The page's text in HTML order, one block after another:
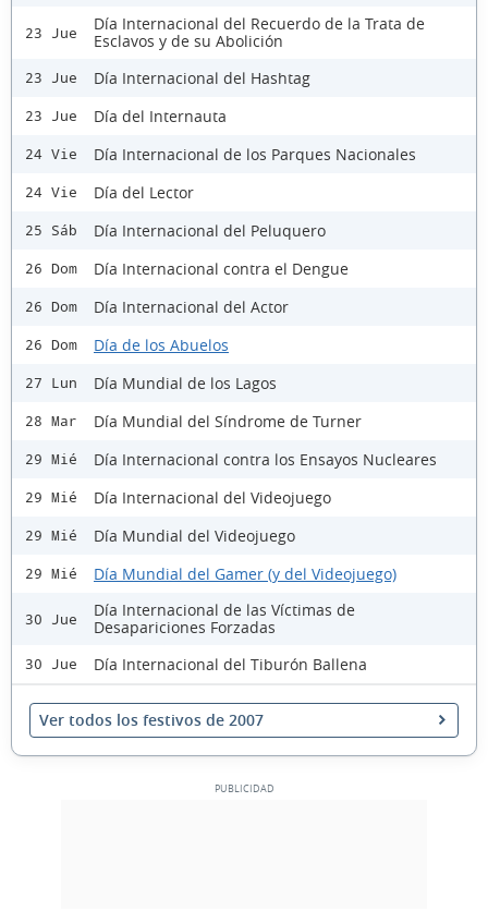
23 Jue
Día Internacional del Recuerdo de la Trata de
Esclavos y de su Abolición
23 Jue Día Internacional del Hashtag
23 Jue Día del Internauta
24 Vie Día Internacional de los Parques Nacionales
24 Vie Día del Lector
25 Sáb Día Internacional del Peluquero
26 Dom Día Internacional contra el Dengue
26 Dom Día Internacional del Actor
26 Dom Día de los Abuelos
27 Lun Día Mundial de los Lagos
28 Mar Día Mundial del Síndrome de Turner
29 Mié Día Internacional contra los Ensayos Nucleares
29 Mié Día Internacional del Videojuego
29 Mié Día Mundial del Videojuego
29 Mié Día Mundial del Gamer (y del Videojuego)
30 Jue
Día Internacional de las Víctimas de
Desapariciones Forzadas
30 Jue Día Internacional del Tiburón Ballena
Ver todos los festivos de 2007